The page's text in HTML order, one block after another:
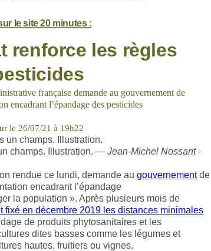
le site 20 minutes :
renforce les règles
française demande au gouvernement de
encadrant l’épandage des pesticides
le 26/07/21 à 19h22
champs. Illustration. — Jean-Michel Nossant -
rendue ce lundi, demande au gouvernementde
encadrant l’épandage
la population ». Après plusieurs mois de
fixé en décembre 2019 les distances minimales
de produits phytosanitaires et les
dites basses comme les légumes et
hautes, fruitiers ou vignes.